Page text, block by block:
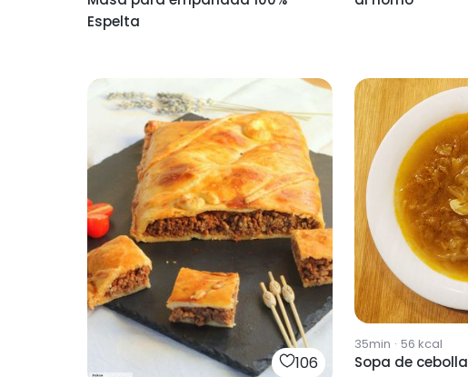
Espelta
106
35min · 56 kcal
Sopa de cebolla